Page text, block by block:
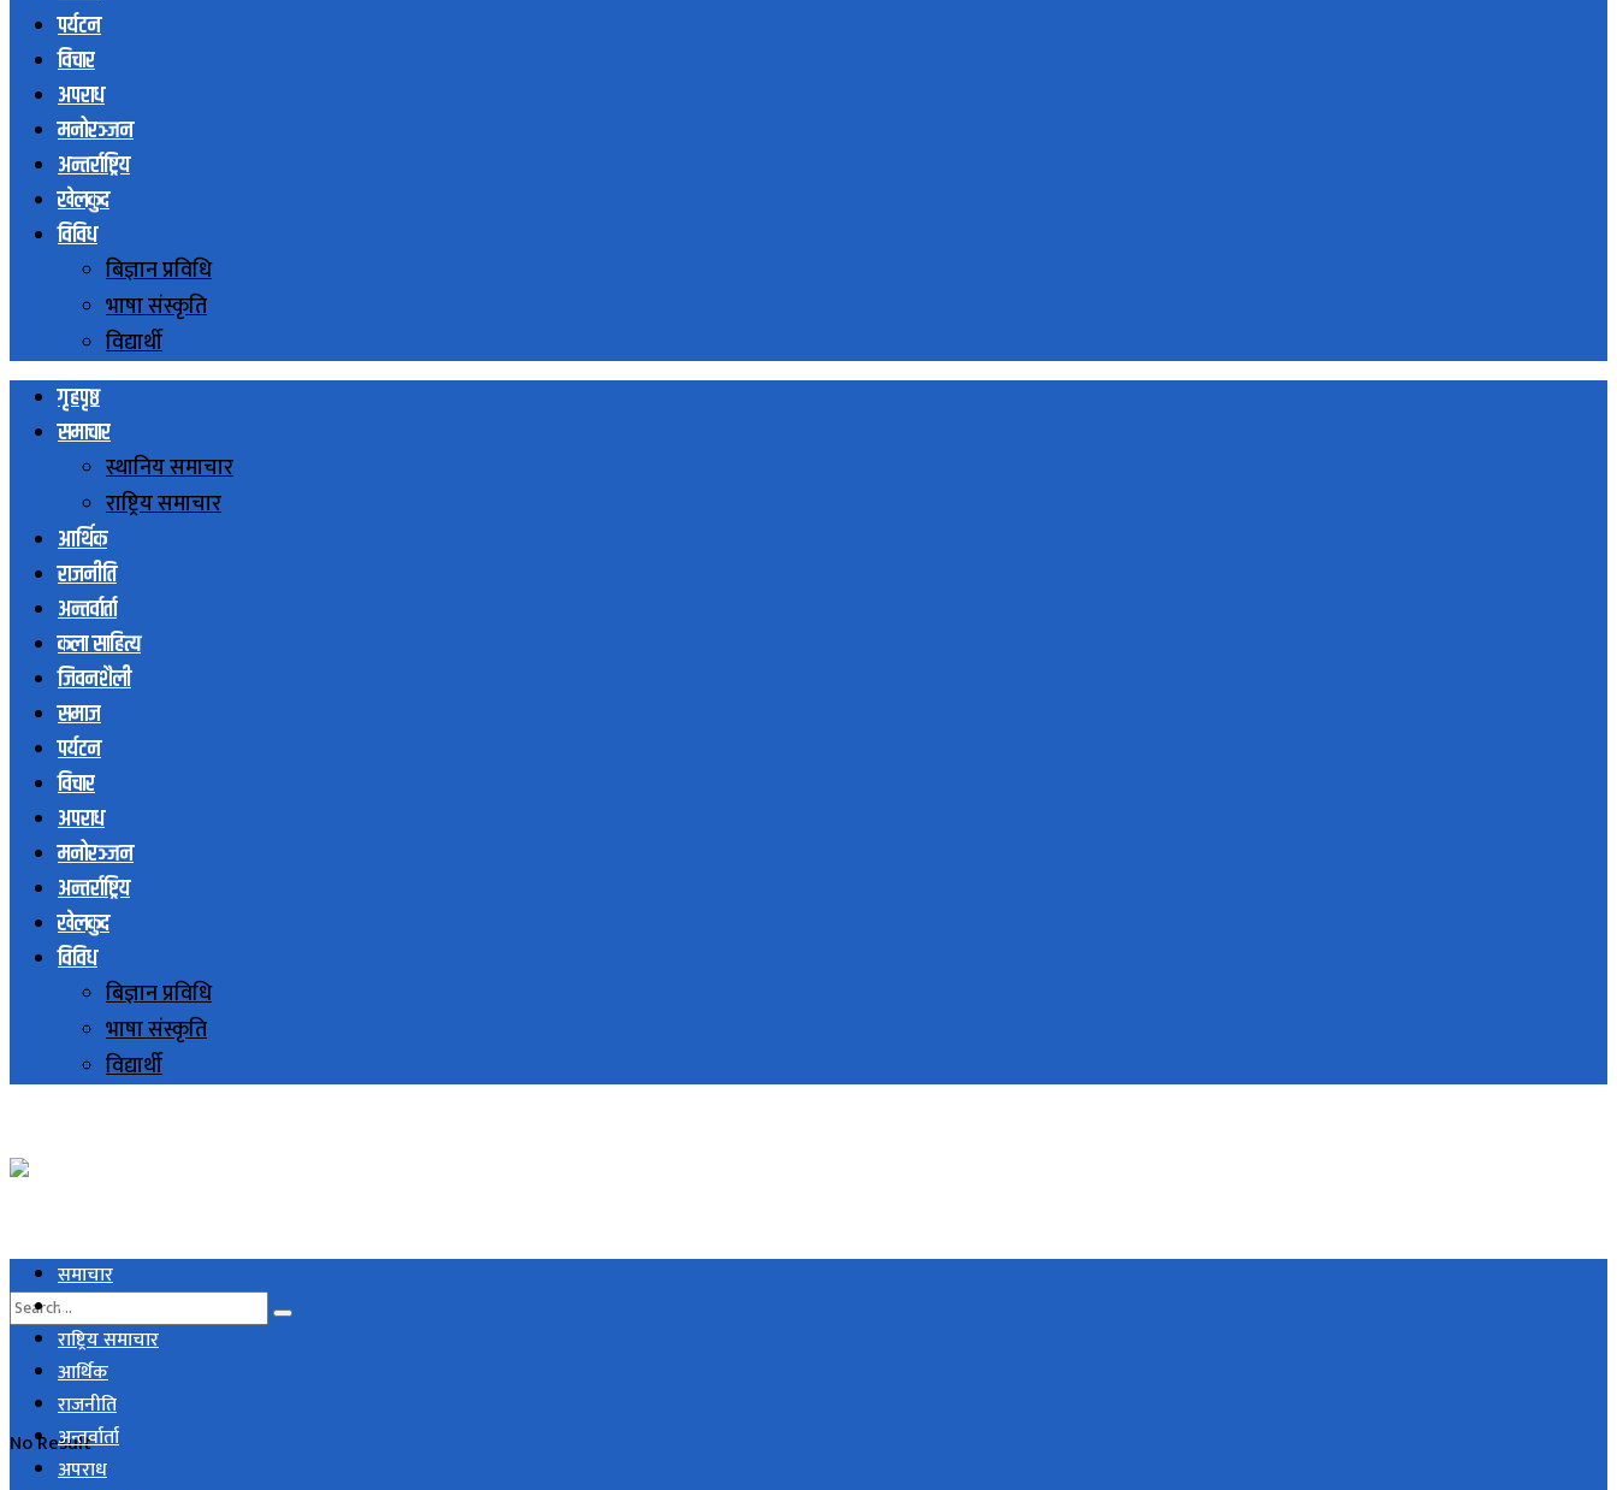
पर्यटन
विचार
अपराध
मनोरञ्जन
अन्तर्राष्ट्रिय
खेलकुद
विविध
बिज्ञान प्रविधि
भाषा संस्कृति
विद्यार्थी
गृहपृष्ठ
समाचार
स्थानिय समाचार
राष्ट्रिय समाचार
आर्थिक
राजनीति
अन्तर्वार्ता
कला साहित्य
जिवनशैली
समाज
पर्यटन
विचार
अपराध
मनोरञ्जन
अन्तर्राष्ट्रिय
खेलकुद
विविध
बिज्ञान प्रविधि
भाषा संस्कृति
विद्यार्थी
No Result
समाचार
स्थानिय समाचार
राष्ट्रिय समाचार
आर्थिक
राजनीति
अन्तर्वार्ता
अपराध